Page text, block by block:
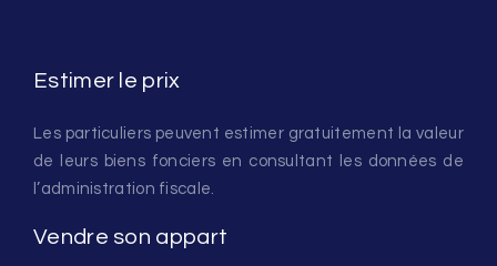
Estimer le prix
Les particuliers peuvent estimer gratuitement la valeur
de leurs biens fonciers en consultant les données de
l’administration fiscale.
Vendre son appart